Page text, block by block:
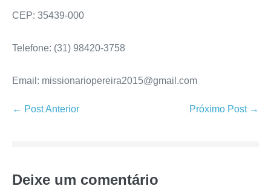
CEP: 35439-000
Telefone: (31) 98420-3758
Email: missionariopereira2015@gmail.com
← Post Anterior Próximo Post →
Deixe um comentário